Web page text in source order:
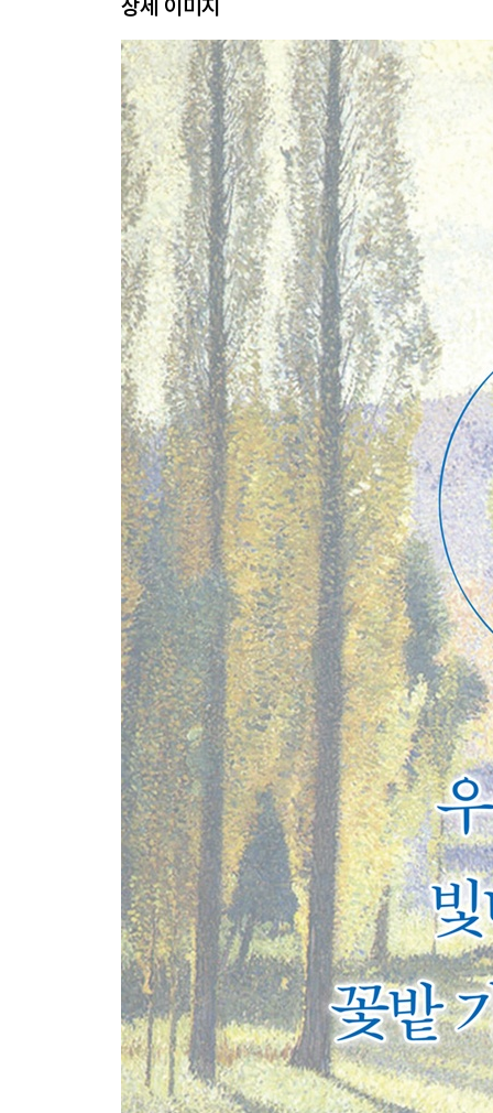
별 / 안부 / 떠난 자리 / 별빛 / 별리 / 목련꽃 낙화
3부. 기죽지 말고 잘 살아봐
풀꽃 3 / 버림받음으로 / 너무 잘하려고 애쓰지
물봉선 / 꽃 / 꽃필 날 / 네가 있어 / 부모 노릇 / 그리
동백 / 한밤중에 / 두 여자 / 풀꽃 2 / 어린 벗에게 /
엮은이의 말
상세 이미지